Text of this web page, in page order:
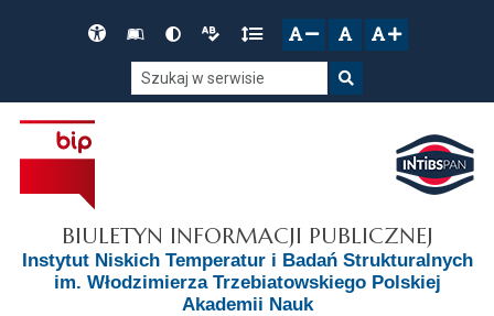
Przejdź do głównego menu
Przejdź do treści
Przejdź do mapy serwisu
Deklaracja
SłownikWersjaWersja
tekstowa
Gęstość
tekstu
BIULETYN INFORMACJI PUBLICZNEJ
Instytut Niskich Temperatur i Badań Strukturalnych
im. Włodzimierza Trzebiatowskiego Polskiej
Akademii Nauk